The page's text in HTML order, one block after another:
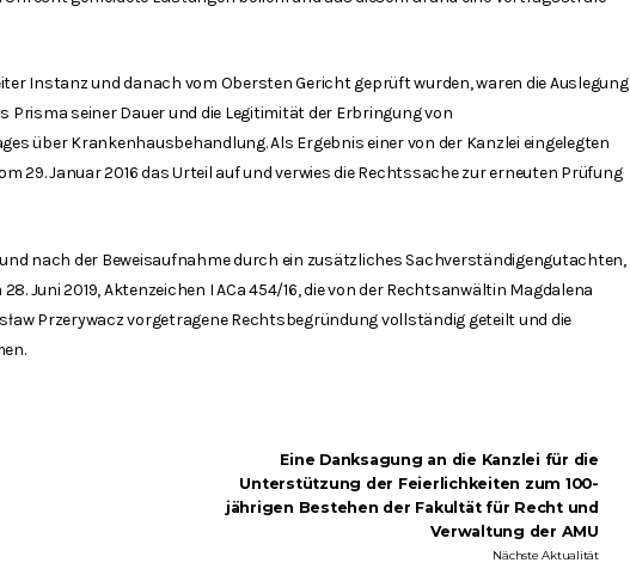
Instanz und danach vom Obersten Gericht geprüft wurden, waren die Auslegung
seiner Dauer und die Legitimität der Erbringung von
über Krankenhausbehandlung. Als Ergebnis einer von der Kanzlei eingelegten
29. Januar 2016 das Urteil auf und verwies die Rechtssache zur erneuten Prüfung
nach der Beweisaufnahme durch ein zusätzliches Sachverständigengutachten,
Juni 2019, Aktenzeichen I ACa 454/16, die von der Rechtsanwältin Magdalena
Przerywacz vorgetragene Rechtsbegründung vollständig geteilt und die
Eine Danksagung an die Kanzlei für die
Unterstützung der Feierlichkeiten zum 100-
jährigen Bestehen der Fakultät für Recht und
Verwaltung der AMU
Nächste Aktualität